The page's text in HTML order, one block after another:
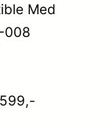
Med
008